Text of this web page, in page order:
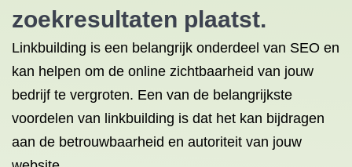
zoekresultaten plaatst.
Linkbuilding is een belangrijk onderdeel van SEO en
kan helpen om de online zichtbaarheid van jouw
bedrijf te vergroten. Een van de belangrijkste
voordelen van linkbuilding is dat het kan bijdragen
aan de betrouwbaarheid en autoriteit van jouw